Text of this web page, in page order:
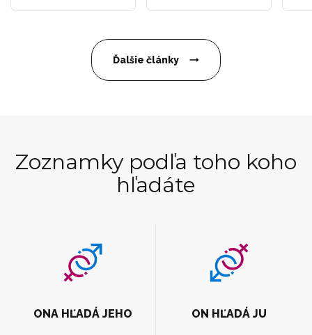
Ďalšie články
Zoznamky podľa toho koho
hľadáte
ONA HĽADÁ JEHO ON HĽADÁ JU